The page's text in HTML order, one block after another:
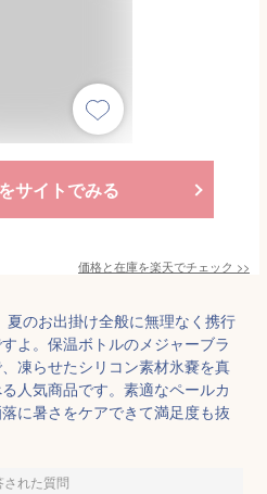
サイトでみる
価格と在庫を楽天でチェック >>
のお出掛け全般に無理なく携行
よ。保温ボトルのメジャーブラ
凍らせたシリコン素材氷嚢を真
人気商品です。素適なペールカ
に暑さをケアできて満足度も抜
された質問